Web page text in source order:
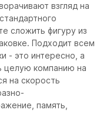
взгляд на
сложить фигуру из
Подходит всем
- это интересно, а
целую компанию на
на скорость
память,